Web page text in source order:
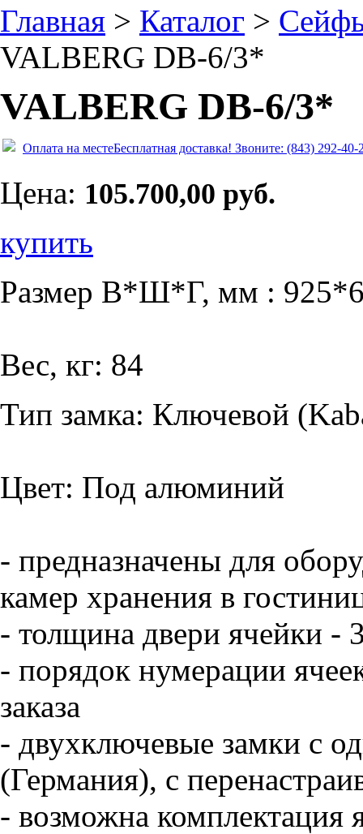
Главная > Каталог >
VALBERG DB-6/3*
VALBERG DB-6/3*
Оплата на местеБесплатная доставка! Звоните: (843) 292-40-
Цена: 105.700,00 руб.
купить
Размер В*Ш*Г, мм :
Вес, кг: 84
Тип замка: Ключевой
Цвет: Под алюминий
- предназначены для
камер хранения в
- толщина двери ячейки -
- порядок нумерации
заказа
- двухключевые замки с
(Германия), с
- возможна комплектация